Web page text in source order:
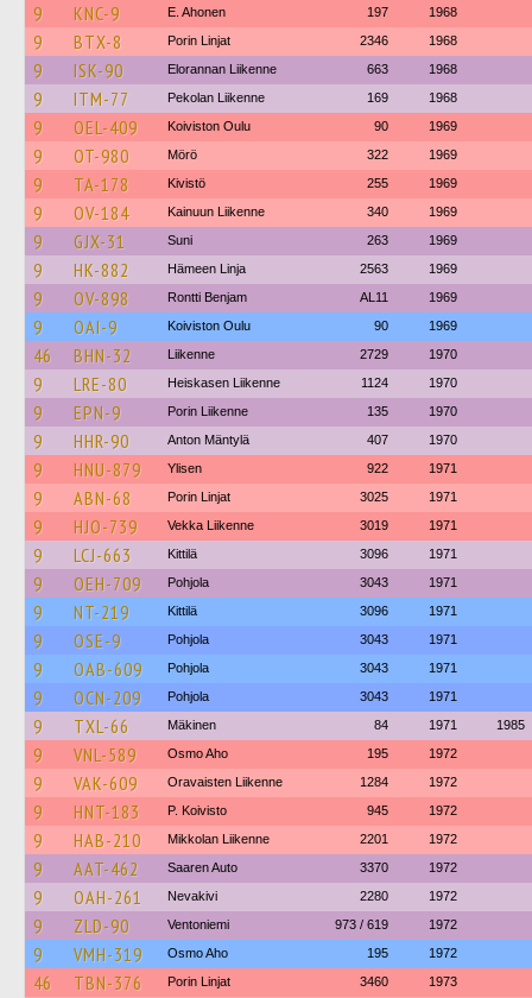
9 KNC-9 E. Ahonen 197 1968
9 BTX-8 Porin Linjat 2346 1968
9 ISK-90 Elorannan Liikenne 663 1968
9 ITM-77 Pekolan Liikenne 169 1968
9 OEL-409 Koiviston Oulu 90 1969
9 OT-980 Mörö 322 1969
9 TA-178 Kivistö 255 1969
9 OV-184 Kainuun Liikenne 340 1969
9 GJX-31 Suni 263 1969
9 HK-882 Hämeen Linja 2563 1969
9 OV-898 Rontti Benjam AL11 1969
9 OAI-9 Koiviston Oulu 90 1969
46 BHN-32 Liikenne 2729 1970
9 LRE-80 Heiskasen Liikenne 1124 1970
9 EPN-9 Porin Liikenne 135 1970
9 HHR-90 Anton Mäntylä 407 1970
9 HNU-879 Ylisen 922 1971
9 ABN-68 Porin Linjat 3025 1971
9 HJO-739 Vekka Liikenne 3019 1971
9 LCJ-663 Kittilä 3096 1971
9 OEH-709 Pohjola 3043 1971
9 NT-219 Kittilä 3096 1971
9 OSE-9 Pohjola 3043 1971
9 OAB-609 Pohjola 3043 1971
9 OCN-209 Pohjola 3043 1971
9 TXL-66 Mäkinen 84 1971 1985
9 VNL-589 Osmo Aho 195 1972
9 VAK-609 Oravaisten Liikenne 1284 1972
9 HNT-183 P. Koivisto 945 1972
9 HAB-210 Mikkolan Liikenne 2201 1972
9 AAT-462 Saaren Auto 3370 1972
9 OAH-261 Nevakivi 2280 1972
9 ZLD-90 Ventoniemi 973 / 619 1972
9 VMH-319 Osmo Aho 195 1972
46 TBN-376 Porin Linjat 3460 1973